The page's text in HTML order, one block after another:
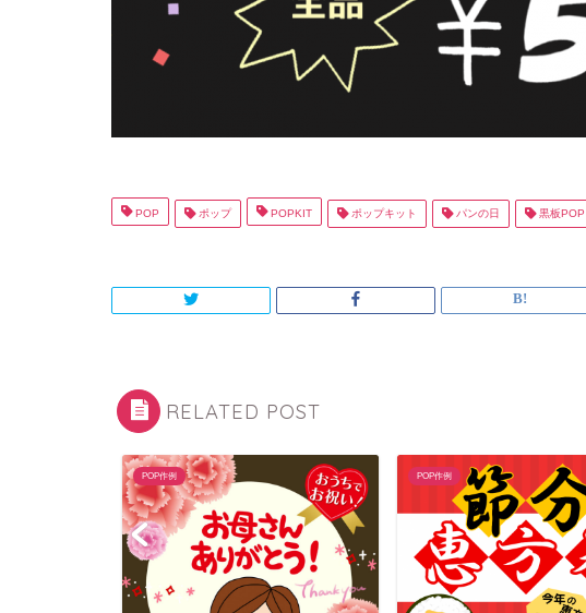
POP ポップ POPKIT ポップキット パンの日 黒板POP
RELATED POST
POP作例 POP作例